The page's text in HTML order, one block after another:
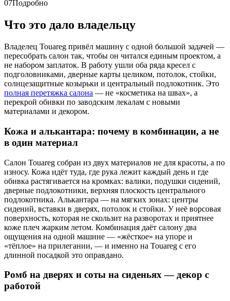
07Подробно
Что это дало владельцу
Владелец Touareg привёл машину с одной большой задачей —
пересобрать салон так, чтобы он читался единым проектом, а
не набором заплаток. В работу ушли оба ряда кресел с
подголовниками, дверные карты целиком, потолок, стойки,
солнцезащитные козырьки и центральный подлокотник. Это
полная перетяжка салона — не «косметика на швах», а
перекрой обивки по заводским лекалам с новыми
материалами и декором.
Кожа и алькантара: почему в комбинации, а не
в один материал
Салон Touareg собран из двух материалов не для красоты, а по
износу. Кожа идёт туда, где рука лежит каждый день и где
обивка растягивается на кромках: валики, подушки сидений,
дверные подлокотники, верхняя плоскость центрального
подлокотника. Алькантара — на мягких зонах: центры
сидений, вставки в дверях, потолок и стойки. У неё ворсовая
поверхность, которая не скользит на разворотах и приятнее
коже плеч жарким летом. Комбинация даёт салону два
ощущения на одной машине — «жёсткое» на упоре и
«тёплое» на прилегании, — и именно на Touareg с его
длинной посадкой это оправдано.
Ромб на дверях и соты на сиденьях — декор с
работой